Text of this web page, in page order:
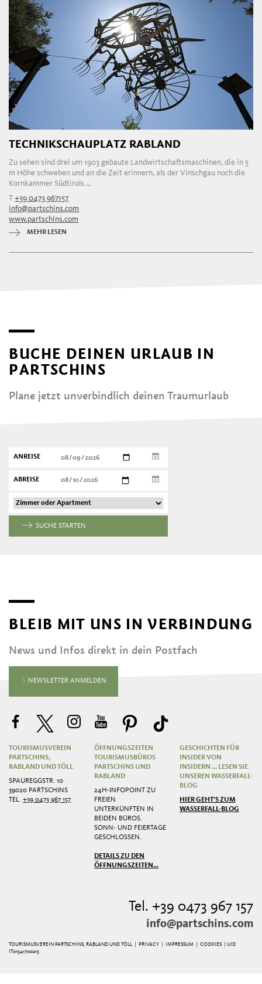
TECHNIKSCHAUPLATZ RABLAND
Zu sehen sind drei um 1903 gebaute Landwirtschaftsmaschinen, die in 5
m Höhe schweben und an die Zeit erinnern, als der Vinschgau noch die
Kornkammer Südtirols ...
T+39 0473 967157
info@partschins.com
www.partschins.com
MEHR LESEN
BUCHE DEINEN URLAUB IN
PARTSCHINS
Plane jetzt unverbindlich deinen Traumurlaub
ANREISE
ABREISE
SUCHE STARTEN
BLEIB MIT UNS IN VERBINDUNG
News und Infos direkt in dein Postfach
NEWSLETTER ANMELDEN
TOURISMUSVEREIN
PARTSCHINS,
RABLAND UND TÖLL
SPAUREGGSTR. 10
39020 PARTSCHINS
TEL.+39 0473 967 157
ÖFFNUNGSZEITEN
TOURISMUSBÜROS
PARTSCHINS UND
RABLAND
24H-INFOPOINT ZU
FREIEN
UNTERKÜNFTEN IN
BEIDEN BÜROS.
SONN- UND FEIERTAGE
GESCHLOSSEN.
DETAILS ZU DEN
ÖFFNUNGSZEITEN...
GESCHICHTEN FÜR
INSIDER VON
INSIDERN ... LESEN SIE
UNSEREN WASSERFALL-
BLOG
HIER GEHT'S ZUM
WASSERFALL-BLOG
Tel. +39 0473 967 157
info@partschins.com
TOURISMUSVEREIN PARTSCHINS, RABLAND UND TÖLL | PRIVACY IMPRESSUM |COOKIES
| UID
IT01541700215